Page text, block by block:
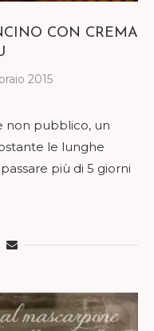
CON CREMA
2015
non pubblico, un
le lunghe
più di 5 giorni